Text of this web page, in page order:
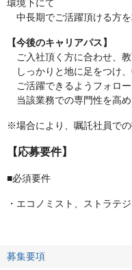
環境下にて
中長期でご活躍頂ける方を
【今後のキャリアパス】
ご入社頂く方に合わせ、
しっかりと地に足をつけ、
ご活躍できるようフォロ
当該業務での専門性を高め
※場合により、嘱託社員での
【応募要件】
■必須要件
・エコノミスト、ストラテ
募集要項